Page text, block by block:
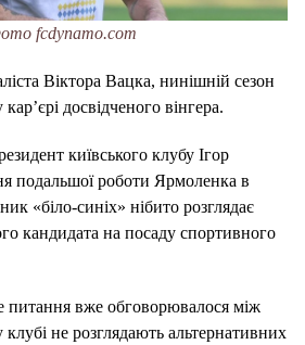
fcdynamo.com
Віктора Вацка, нинішній сезон
досвідченого вінгера.
київського клубу Ігор
подальшої роботи Ярмоленка в
«біло-синіх» нібито розглядає
кандидата на посаду спортивного
питання вже обговорювалося між
не розглядають альтернативних